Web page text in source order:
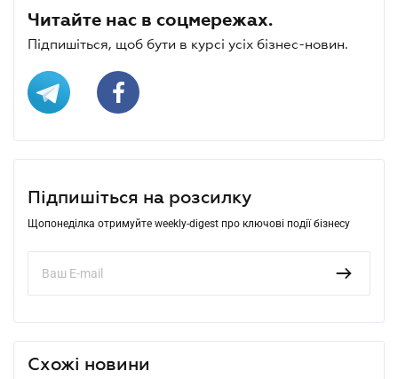
Читайте нас в соцмережах.
Підпишіться, щоб бути в курсі усіх бізнес-новин.
Підпишіться на розсилку
Щопонеділка отримуйте weekly-digest про ключові події бізнесу
Схожі новини